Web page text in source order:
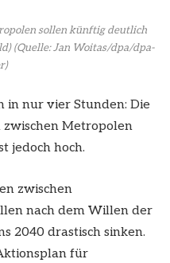
sollen künftig deutlich
(Quelle: Jan Woitas/dpa/dpa-
in nur vier Stunden: Die
Metropolen
jedoch hoch.
zwischen
nach dem Willen der
2040 drastisch sinken.
für